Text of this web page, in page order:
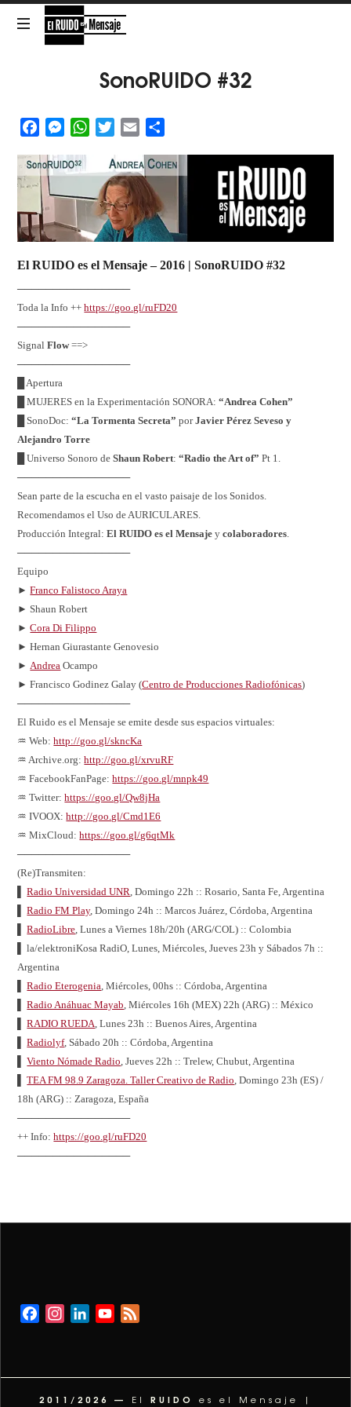
El
el
Mensaje
SonoRUIDO #32
FacebookMessengerWhatsAppTwitterEmail
El RUIDO es el Mensaje– 2016 |SonoRUIDO #32
────────────────
Toda la Info ++https://goo.gl/ruFD20
────────────────
SignalFlow==>
────────────────
█ Apertura
█ MUJERES en la Experimentación SONORA:“Andrea Cohen”
█ SonoDoc:“La Tormenta Secreta” porJavier Pérez Seveso y
Alejandro Torre
█ Universo Sonoro deShaun Robert:“Radio the Art of” Pt 1.
────────────────
Sean parte de la escucha en el vasto paisaje de los Sonidos.
Recomendamos el Uso de AURICULARES.
Producción Integral:El RUIDO es el Mensaje ycolaboradores
────────────────
Equipo
►Franco Falistoco Araya
► Shaun Robert
►Cora Di Filippo
► Hernan Giurastante Genovesio
► Andrea Ocampo
► Francisco Godinez Galay (Centro de Producciones Radiofónicas)
────────────────
El Ruido es el Mensaje se emite desde sus espacios virtuales:
♒ Web:http://goo.gl/skncKa
♒ Archive.org:http://goo.gl/xrvuRF
♒ FacebookFanPage:https://goo.gl/mnpk49
♒ Twitter:https://goo.gl/Qw8jHa
♒ IVOOX:http://goo.gl/Cmd1E6
♒ MixCloud:https://goo.gl/g6qtMk
────────────────
(Re)Transmiten:
▌Radio Universidad UNR , Domingo 22h :: Rosario, Santa Fe, Argentina
▌Radio FM Play, Domingo 24h :: Marcos Juárez, Córdoba, Argentina
▌RadioLibre , Lunes a Viernes 18h/20h (ARG/COL) :: Colombia
▌ la/elektroniKosa RadiO, Lunes, Miércoles, Jueves 23h y Sábados 7h ::
Argentina
▌Radio Eterogenia , Miércoles, 00hs :: Córdoba, Argentina
▌Radio Anáhuac Mayab , Miércoles 16h (MEX) 22h (ARG) :: México
▌RADIO RUEDA , Lunes 23h :: Buenos Aires, Argentina
▌Radiolyf, Sábado 20h :: Córdoba, Argentina
▌Viento Nómade Radio , Jueves 22h :: Trelew, Chubut, Argentina
▌TEA FM 98.9 Zaragoza. Taller Creativo de Radio , Domingo 23h (ES) /
18h (ARG) :: Zaragoza, España
────────────────
++ Info:https://goo.gl/ruFD20
────────────────
FacebookInstagramLinkedInYouTube
2011/2026 — El RUIDO es el Mensaje |